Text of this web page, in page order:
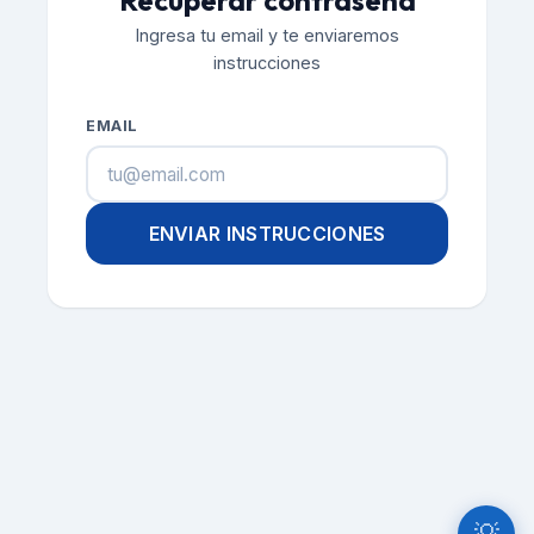
Ingresa tu email y te enviaremos
instrucciones
EMAIL
ENVIAR INSTRUCCIONES